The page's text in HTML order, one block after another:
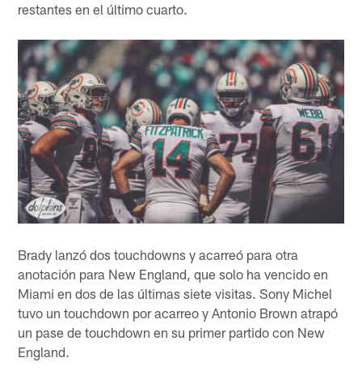
restantes en el último cuarto.
Brady lanzó dos touchdowns y acarreó para otra
anotación para New England, que solo ha vencido en
Miami en dos de las últimas siete visitas. Sony Michel
tuvo un touchdown por acarreo y Antonio Brown atrapó
un pase de touchdown en su primer partido con New
England.